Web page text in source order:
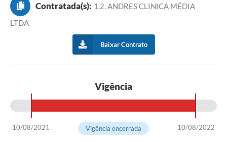
Contratada(s): 1.2. ANDRES CLINICA MÉDIA
LTDA
Baixar Contrato
Vigência
10/08/2021 10/08/2022
Vigência encerrada